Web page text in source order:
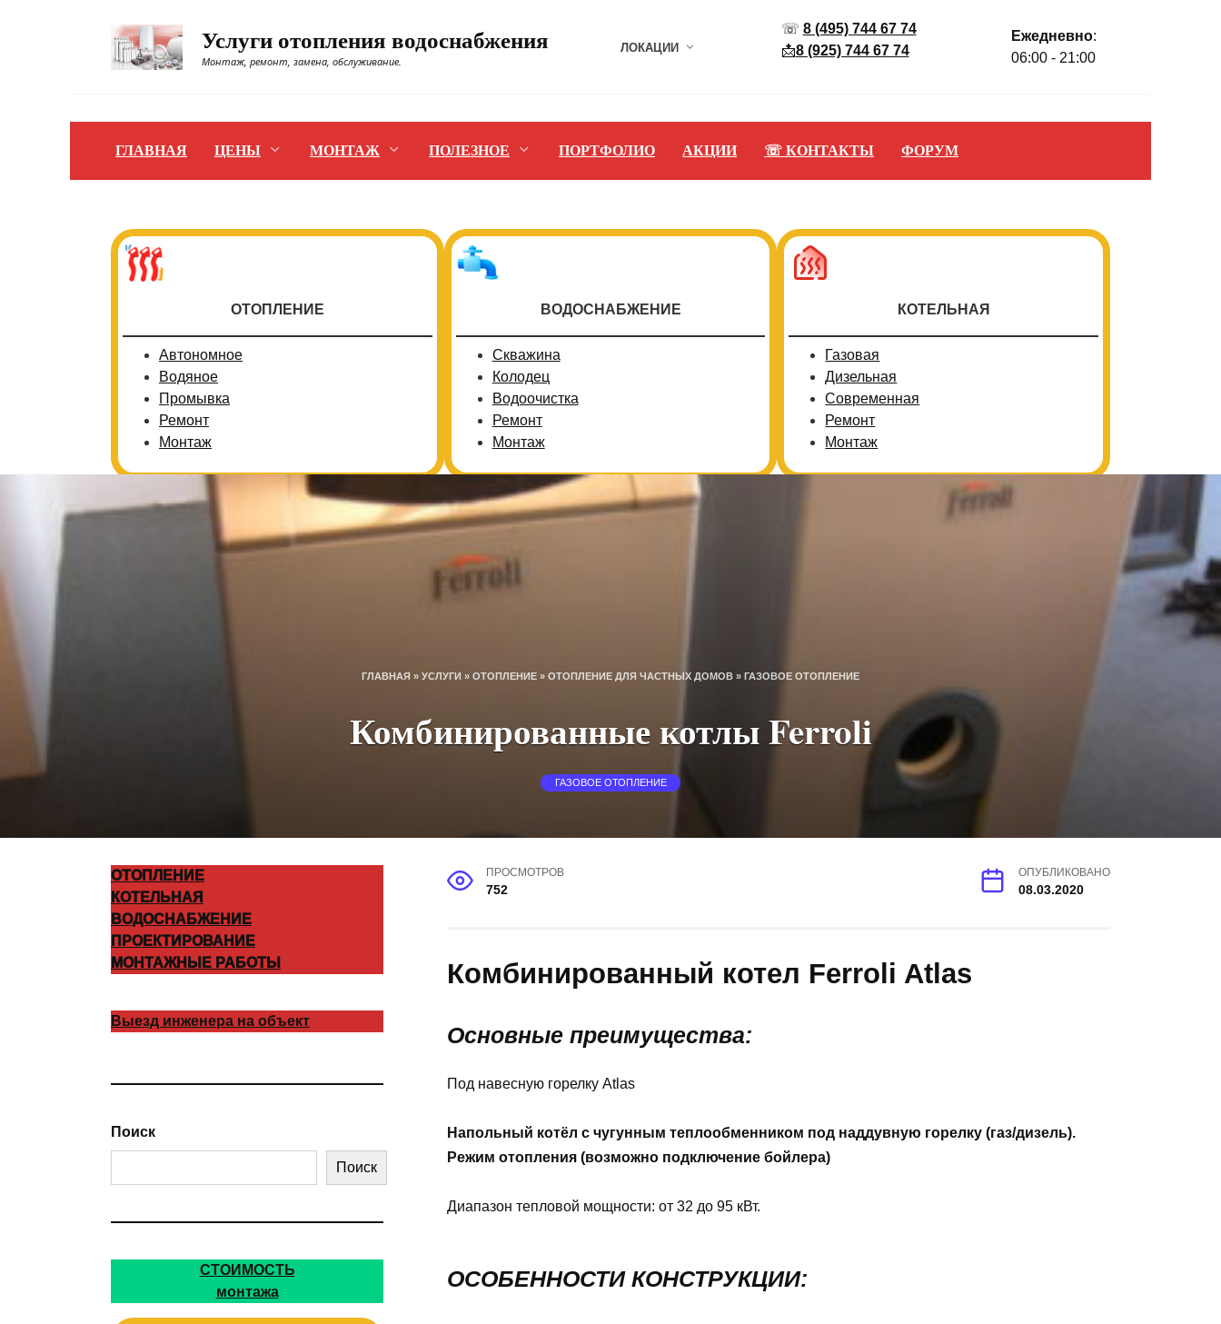
Услуги отопления водоснабжения
Монтаж, ремонт, замена, обслуживание.
ЛОКАЦИИ
☏ 8 (495) 744 67 74
📩8 (925) 744 67 74
Ежедневно:
06:00 - 21:00
ГЛАВНАЯ ЦЕНЫ МОНТАЖ ПОЛЕЗНОЕ ПОРТФОЛИО АКЦИИ ☏ КОНТАКТЫ ФОРУМ
ОТОПЛЕНИЕ
Автономное
Водяное
Промывка
Ремонт
Монтаж
ВОДОСНАБЖЕНИЕ
Скважина
Колодец
Водоочистка
Ремонт
Монтаж
КОТЕЛЬНАЯ
Газовая
Дизельная
Современная
Ремонт
Монтаж
ГЛАВНАЯ » УСЛУГИ » ОТОПЛЕНИЕ » ОТОПЛЕНИЕ ДЛЯ ЧАСТНЫХ ДОМОВ » ГАЗОВОЕ ОТОПЛЕНИЕ
Комбинированные котлы Ferroli
ГАЗОВОЕ ОТОПЛЕНИЕ
ПРОСМОТРОВ
752
ОПУБЛИКОВАНО
08.03.2020
Комбинированный котел Ferroli Atlas
Основные преимущества:
Под навесную горелку Atlas
Напольный котёл с чугунным теплообменником под наддувную горелку (газ/дизель).
Режим отопления (возможно подключение бойлера)
Диапазон тепловой мощности: от 32 до 95 кВт.
ОСОБЕННОСТИ КОНСТРУКЦИИ:
ОТОПЛЕНИЕ
КОТЕЛЬНАЯ
ВОДОСНАБЖЕНИЕ
ПРОЕКТИРОВАНИЕ
МОНТАЖНЫЕ РАБОТЫ
Выезд инженера на объект
Поиск
Поиск
СТОИМОСТЬ
монтажа